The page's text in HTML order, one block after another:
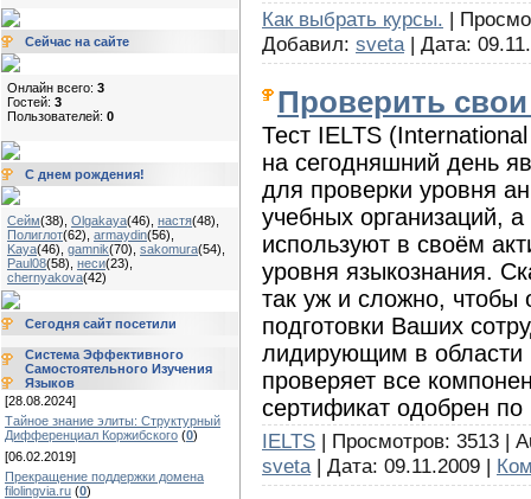
Сейчас на сайте
Онлайн всего: 3
Гостей: 3
Пользователей: 0
С днем рождения!
Сейм(38) Olgakaya(46) настя(48)
Полиглот(62) armaydin(56)
Kaya(46) gamnik(70) sakomura(54)
Paul08(58) неси(23)
chernyakova(42)
Сегодня сайт посетили
Система Эффективного
Самостоятельного Изучения
Языков
[28.08.2024]
Тайное знание элиты: Структурный
Дифференциал Коржибского (0)
[06.02.2019]
Прекращение поддержки домена
filolingvia.ru (0)
Как выбрать курсы. |
Добавил: sveta | Дата:
Проверить
Тест IELTS
на сегодняшний день
для проверки уровня
учебных организаций,
используют в своём
уровня языкознания.
так уж и сложно, чтобы
подготовки Ваших
лидирующим в области
проверяет все
сертификат одобрен по
IELTS | Просмотров: 3513 |
sveta | Дата: 09.11.2009 |